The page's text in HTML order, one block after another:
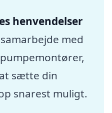
henvendelser
med
sætte din
snarest muligt.